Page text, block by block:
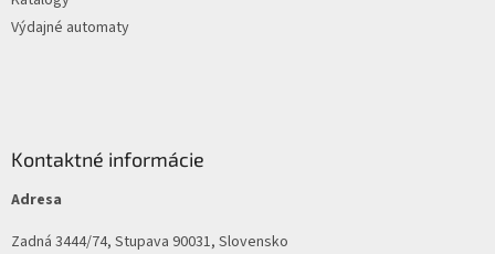
Výdajné automaty
Kontaktné informácie
Adresa
Zadná 3444/74, Stupava 90031, Slovensko